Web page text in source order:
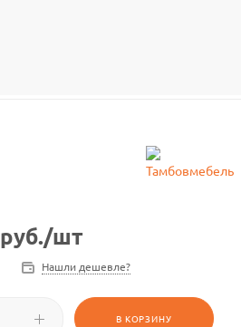
руб./шт
Нашли дешевле?
В КОРЗИНУ